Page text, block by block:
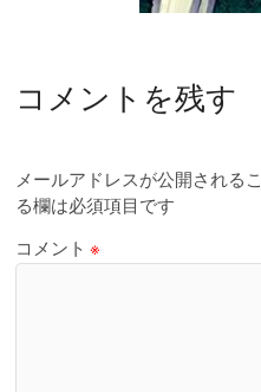
コメントを残す
メールアドレスが公開される
る欄は必須項目です
コメント※